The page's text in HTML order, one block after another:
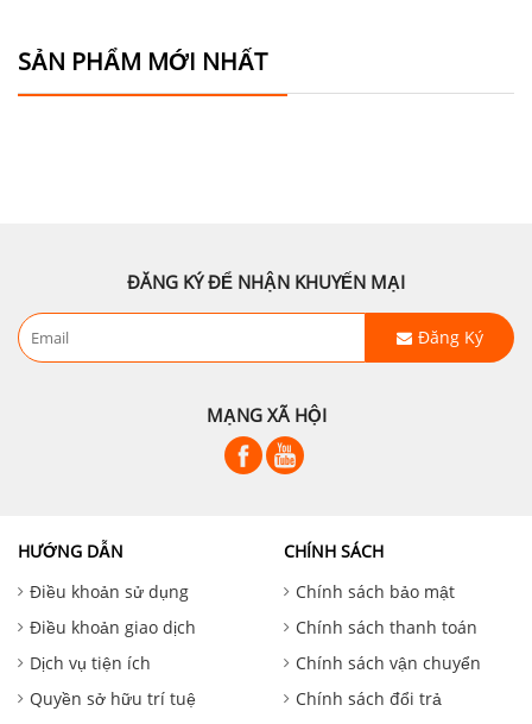
SẢN PHẨM MỚI NHẤT
ĐĂNG KÝ ĐỂ NHẬN KHUYẾN MẠI
Đăng Ký
MẠNG XÃ HỘI
HƯỚNG DẪN
Điều khoản sử dụng
Điều khoản giao dịch
Dịch vụ tiện ích
Quyền sở hữu trí tuệ
CHÍNH SÁCH
Chính sách bảo mật
Chính sách thanh toán
Chính sách vận chuyển
Chính sách đổi trả